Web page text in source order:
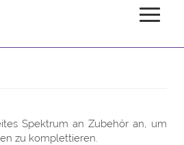
Spektrum an Zubehör an, um
zu komplettieren.